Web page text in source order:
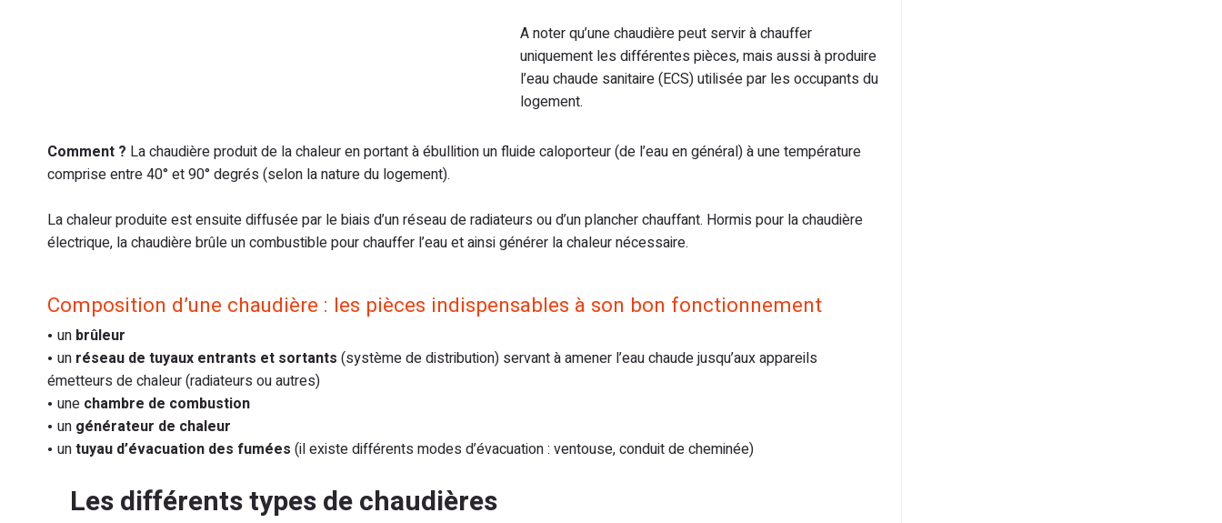
A noter qu’une chaudière peut servir à chauffer
uniquement les différentes pièces, mais aussi à produire
l’eau chaude sanitaire (ECS) utilisée par les occupants du
logement.
Comment ? La chaudière produit de la chaleur en portant à ébullition un fluide caloporteur (de l’eau en général) à une température
comprise entre 40° et 90° degrés (selon la nature du logement).
La chaleur produite est ensuite diffusée par le biais d’un réseau de radiateurs ou d’un plancher chauffant. Hormis pour la chaudière
électrique, la chaudière brûle un combustible pour chauffer l’eau et ainsi générer la chaleur nécessaire.
Composition d’une chaudière : les pièces indispensables à son bon fonctionnement
un brûleur
un réseau de tuyaux entrants et sortants (système de distribution) servant à amener l’eau chaude jusqu’aux appareils
émetteurs de chaleur (radiateurs ou autres)
une chambre de combustion
un générateur de chaleur
untuyau d’évacuation des fumées (il existe différents modes d’évacuation : ventouse, conduit de cheminée)
Les différents types de chaudières